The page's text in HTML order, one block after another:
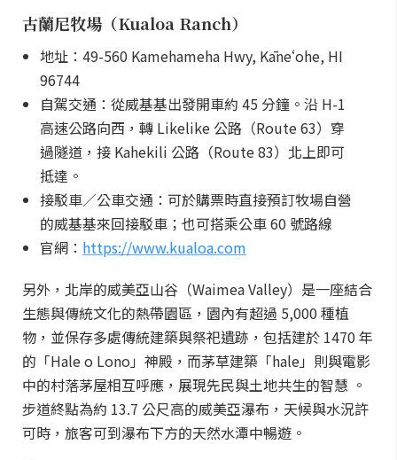
古蘭尼牧場（Kualoa Ranch）
地址：49-560 Kamehameha Hwy, Kāneʻohe, HI
96744
自駕交通：從威基基出發開車約 45 分鐘。沿 H-1
高速公路向西，轉 Likelike 公路（Route 63）穿
過隧道，接 Kahekili 公路（Route 83）北上即可
抵達。
接駁車／公車交通：可於購票時直接預訂牧場自營
的威基基來回接駁車；也可搭乘公車 60 號路線
官網： https://www.kualoa.com
另外，北岸的威美亞山谷（Waimea Valley）是一座結合
生態與傳統文化的熱帶園區，園內有超過 5,000 種植
物，並保存多處傳統建築與祭祀遺跡，包括建於 1470 年
的「Hale o Lono」神殿，而茅草建築「hale」則與電影
中的村落茅屋相互呼應，展現先民與土地共生的智慧 。
步道終點為約 13.7 公尺高的威美亞瀑布，天候與水況許
可時，旅客可到瀑布下方的天然水潭中暢遊。